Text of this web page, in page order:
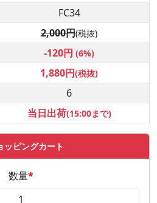
FC34
2,000円(税抜)
-120円 (6%)
1,880円(税抜)
6
当日出荷(15:00まで)
ッピングカート
数量*